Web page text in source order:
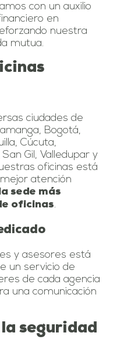
con un auxilio
en
nuestra
mutua.
ciudades de
Bogotá,
Cúcuta,
Gil, Valledupar y
oficinas está
atención
sede más
oficinas.
y asesores está
un servicio de
de cada agencia
una comunicación
seguridad